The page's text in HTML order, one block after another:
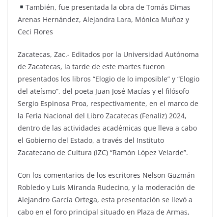
También, fue presentada la obra de Tomás Dimas
Arenas Hernández, Alejandra Lara, Mónica Muñoz y
Ceci Flores
Zacatecas, Zac.- Editados por la Universidad Autónoma
de Zacatecas, la tarde de este martes fueron
presentados los libros “Elogio de lo imposible” y “Elogio
del ateísmo”, del poeta Juan José Macías y el filósofo
Sergio Espinosa Proa, respectivamente, en el marco de
la Feria Nacional del Libro Zacatecas (Fenaliz) 2024,
dentro de las actividades académicas que lleva a cabo
el Gobierno del Estado, a través del Instituto
Zacatecano de Cultura (IZC) “Ramón López Velarde”.
Con los comentarios de los escritores Nelson Guzmán
Robledo y Luis Miranda Rudecino, y la moderación de
Alejandro García Ortega, esta presentación se llevó a
cabo en el foro principal situado en Plaza de Armas,